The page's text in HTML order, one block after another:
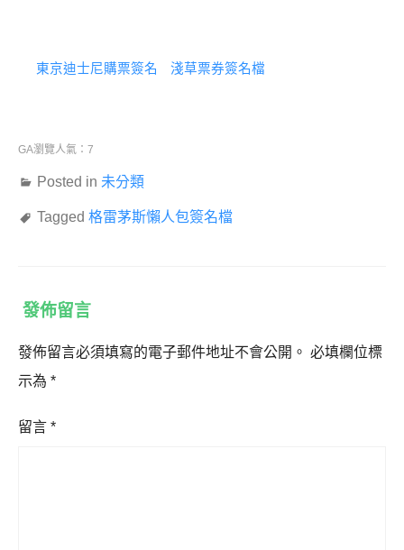
東京迪士尼購票簽名 淺草票券簽名檔
GA瀏覽人氣：7
Posted in 未分類
Tagged 格雷茅斯懶人包簽名檔
發佈留言
發佈留言必須填寫的電子郵件地址不會公開。 必填欄位標
示為 *
留言 *